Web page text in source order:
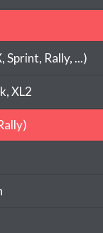
Sprint, Rally, ...)
XL2